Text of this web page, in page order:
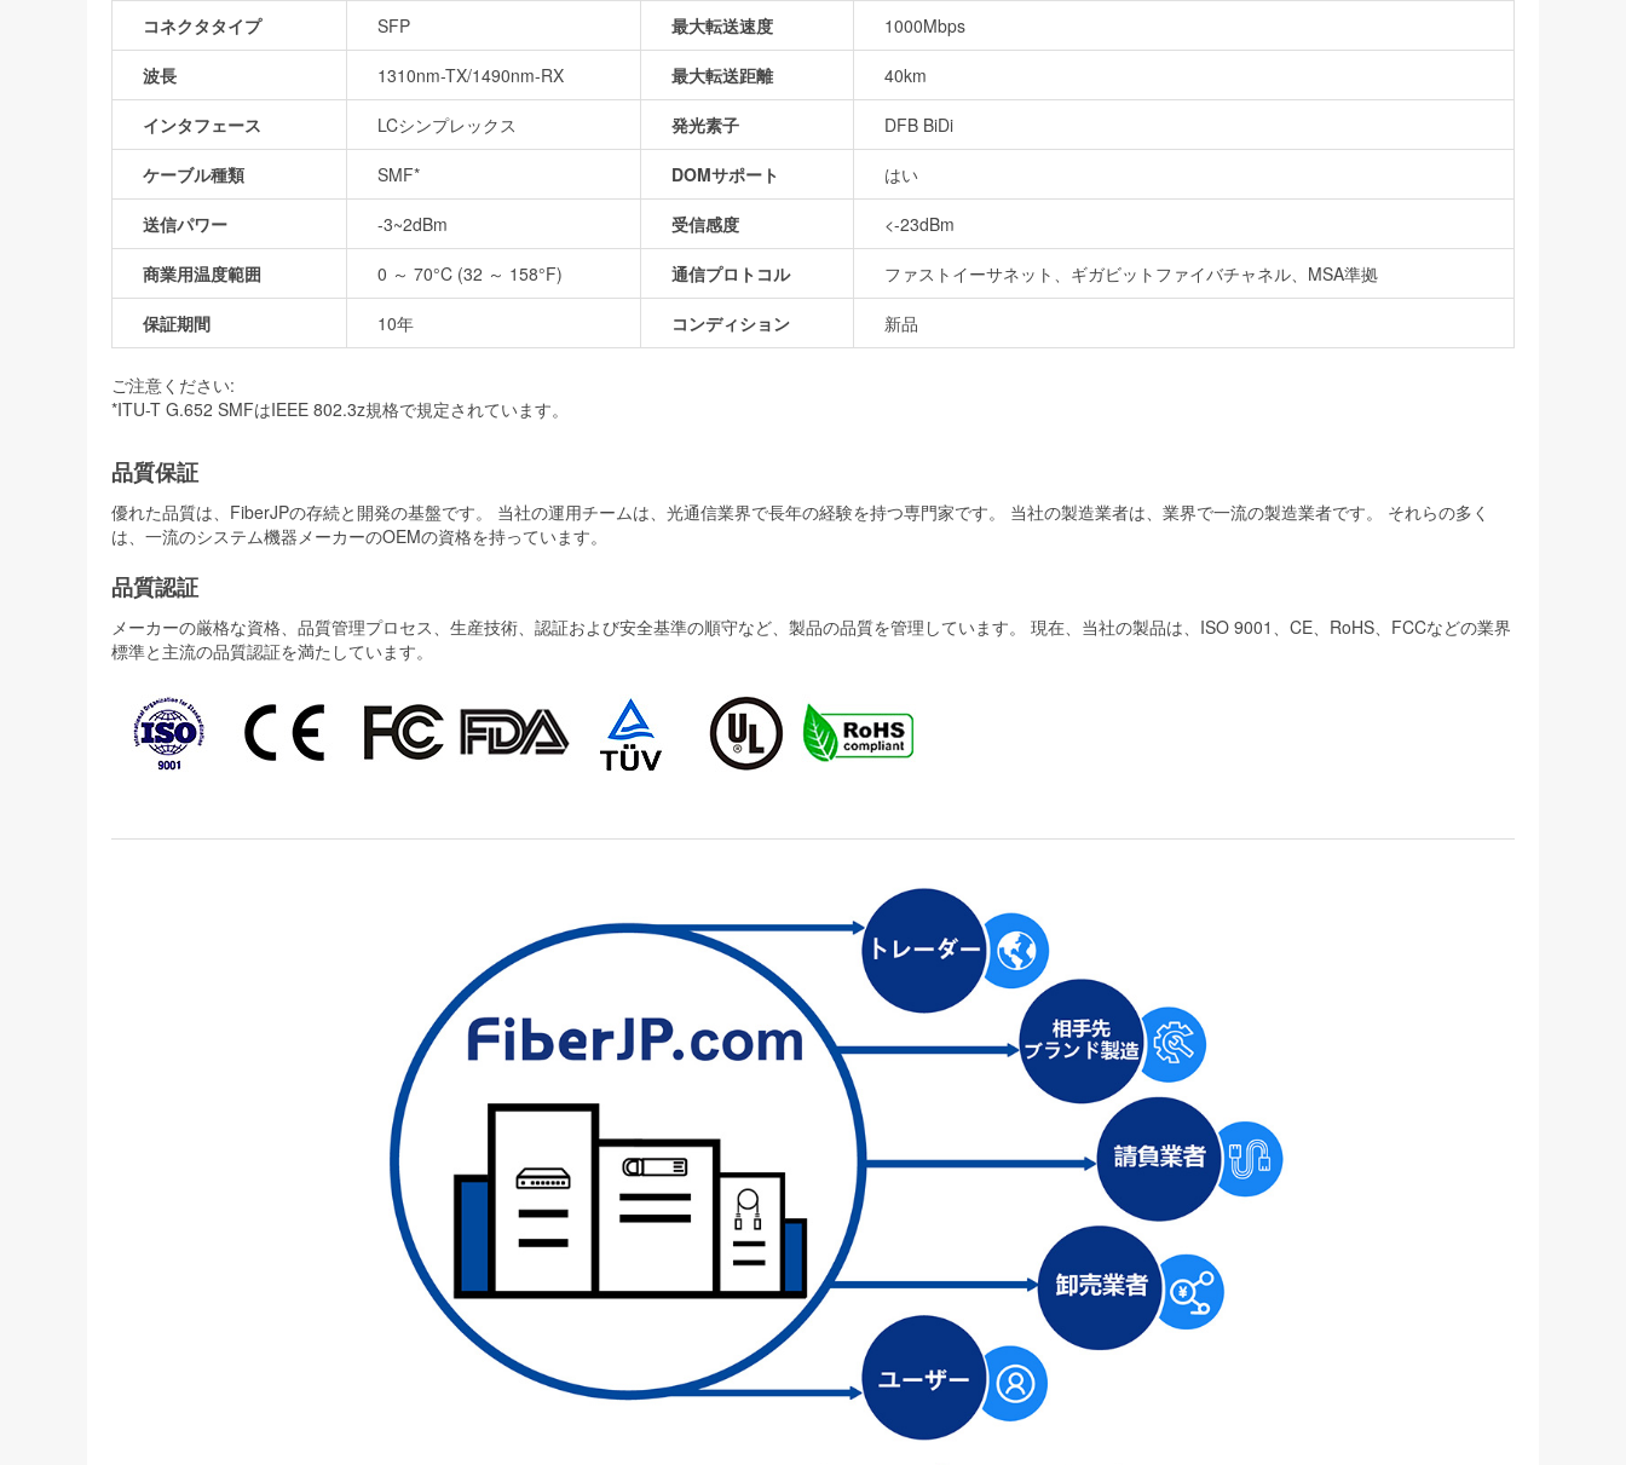
コネクタタイプ SFP 最大転送速度 1000Mbps
波長 1310nm-TX/1490nm-RX 最大転送距離 40km
インタフェース LCシンプレックス 発光素子 DFB BiDi
ケーブル種類 SMF* DOMサポート はい
送信パワー -3~2dBm 受信感度 <-23dBm
商業用温度範囲 0 ～ 70°C (32 ～ 158°F) 通信プロトコル ファストイーサネット、ギガビットファイバチャネル、MSA準拠
保証期間 10年 コンディション 新品
ご注意ください:
*ITU-T G.652 SMFはIEEE 802.3z規格で規定されています。
品質保証
優れた品質は、FiberJPの存続と開発の基盤です。 当社の運用チームは、光通信業界で長年の経験を持つ専門家です。 当社の製造業者は、業界で一流の製造業者です。 それらの多く
は、一流のシステム機器メーカーのOEMの資格を持っています。
品質認証
メーカーの厳格な資格、品質管理プロセス、生産技術、認証および安全基準の順守など、製品の品質を管理しています。 現在、当社の製品は、ISO 9001、CE、RoHS、FCCなどの業界
標準と主流の品質認証を満たしています。